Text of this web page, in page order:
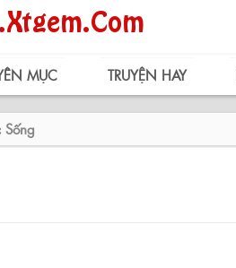
MỤC TRUYỆN HAY